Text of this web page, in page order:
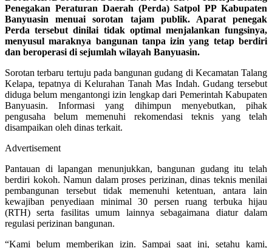
Penegakan Peraturan Daerah (Perda) Satpol PP Kabupaten
Banyuasin menuai sorotan tajam publik. Aparat penegak
Perda tersebut dinilai tidak optimal menjalankan fungsinya,
menyusul maraknya bangunan tanpa izin yang tetap berdiri
dan beroperasi di sejumlah wilayah Banyuasin.
Sorotan terbaru tertuju pada bangunan gudang di Kecamatan Talang
Kelapa, tepatnya di Kelurahan Tanah Mas Indah. Gudang tersebut
diduga belum mengantongi izin lengkap dari Pemerintah Kabupaten
Banyuasin. Informasi yang dihimpun menyebutkan, pihak
pengusaha belum memenuhi rekomendasi teknis yang telah
disampaikan oleh dinas terkait.
Advertisement
Pantauan di lapangan menunjukkan, bangunan gudang itu telah
berdiri kokoh. Namun dalam proses perizinan, dinas teknis menilai
pembangunan tersebut tidak memenuhi ketentuan, antara lain
kewajiban penyediaan minimal 30 persen ruang terbuka hijau
(RTH) serta fasilitas umum lainnya sebagaimana diatur dalam
regulasi perizinan bangunan.
“Kami belum memberikan izin. Sampai saat ini, setahu kami,